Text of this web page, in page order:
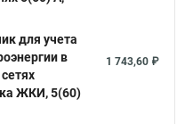
для учета
в
ЖКИ, 5(60)
1 743,60 ₽